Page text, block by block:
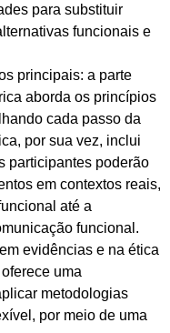
para substituir
funcionais e
principais: a parte
aborda os princípios
cada passo da
por sua vez, inclui
participantes poderão
em contextos reais,
até a
funcional.
evidências e na ética
uma
metodologias
por meio de uma